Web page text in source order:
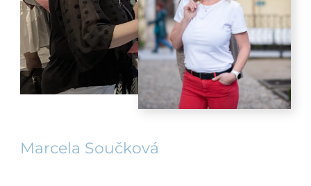
Marcela Součková